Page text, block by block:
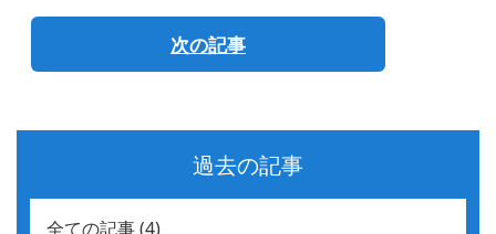
次の記事
過去の記事
全ての記事 (4)